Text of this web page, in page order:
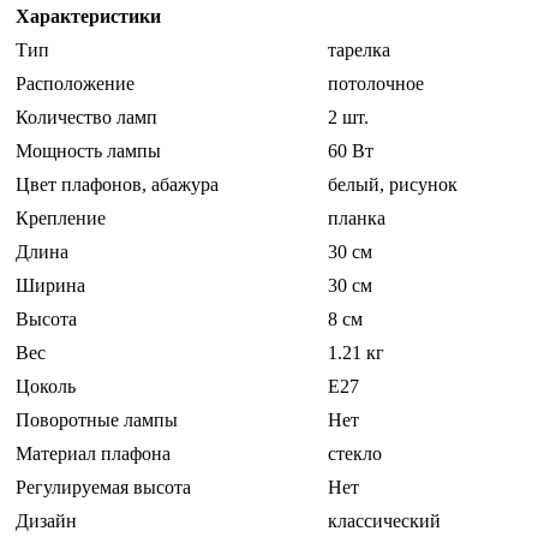
Характеристики
Тип
тарелка
Расположение
потолочное
Количество ламп
2 шт.
Мощность лампы
60 Вт
Цвет плафонов, абажура
белый, рисунок
Крепление
планка
Длина
30 см
Ширина
30 см
Высота
8 см
Вес
1.21 кг
Цоколь
E27
Поворотные лампы
Нет
Материал плафона
стекло
Регулируемая высота
Нет
Дизайн
классический